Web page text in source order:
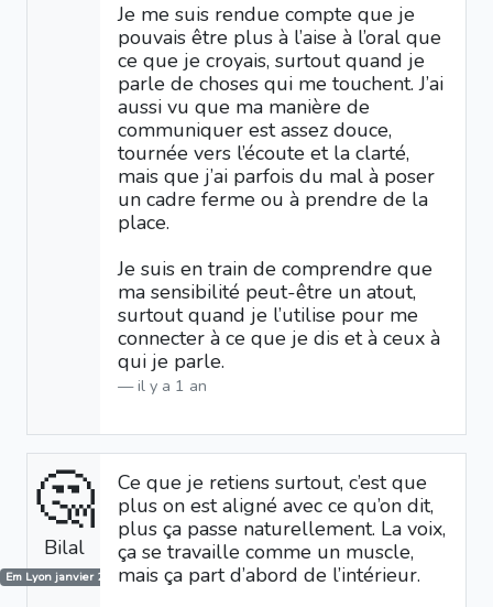
Je me suis rendue compte que je
pouvais être plus à l’aise à l’oral que
ce que je croyais, surtout quand je
parle de choses qui me touchent. J’ai
aussi vu que ma manière de
communiquer est assez douce,
tournée vers l’écoute et la clarté,
mais que j’ai parfois du mal à poser
un cadre ferme ou à prendre de la
place.
Je suis en train de comprendre que
ma sensibilité peut-être un atout,
surtout quand je l’utilise pour me
connecter à ce que je dis et à ceux à
qui je parle.
il y a 1 an
🤔
Bilal
Em Lyon janvier 2025
Ce que je retiens surtout, c’est que
plus on est aligné avec ce qu’on dit,
plus ça passe naturellement. La voix,
ça se travaille comme un muscle,
mais ça part d’abord de l’intérieur.